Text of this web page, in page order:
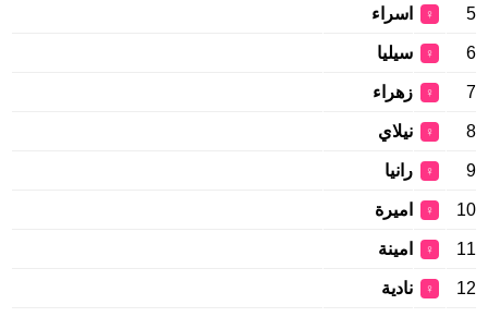
5
♀ اسراء
6
♀ سيليا
7
♀ زهراء
8
♀ نيلاي
9
♀ رانيا
10
♀ اميرة
11
♀ امينة
12
♀ نادية